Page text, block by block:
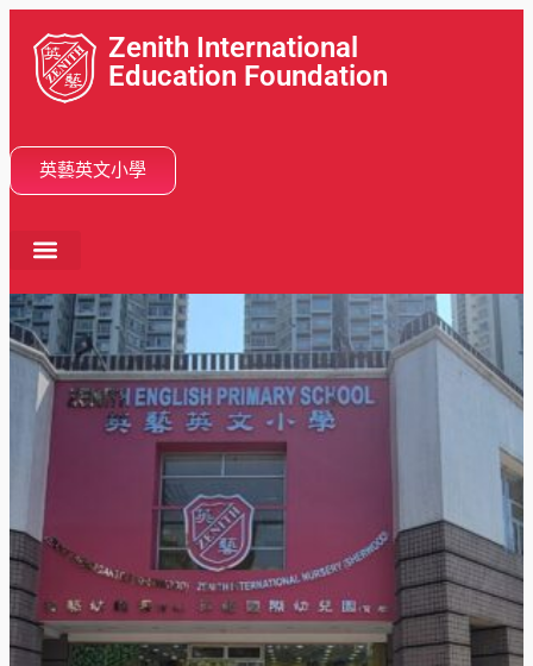
Zenith International
Education Foundation
英藝英文小學